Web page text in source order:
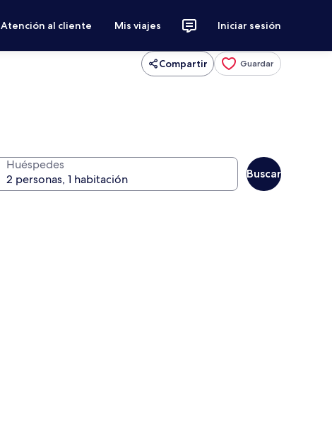
Atención al cliente Mis viajes Iniciar sesión
Compartir Guardar
Huéspedes
Buscar